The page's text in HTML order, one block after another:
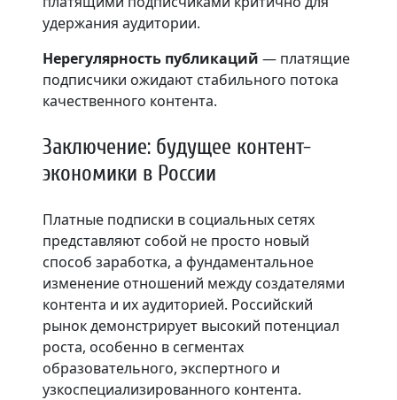
удержания аудитории.
Нерегулярность публикаций — платящие
подписчики ожидают стабильного потока
качественного контента.
Заключение: будущее контент-
экономики в России
Платные подписки в социальных сетях
представляют собой не просто новый
способ заработка, а фундаментальное
изменение отношений между создателями
контента и их аудиторией. Российский
рынок демонстрирует высокий потенциал
роста, особенно в сегментах
образовательного, экспертного и
узкоспециализированного контента.